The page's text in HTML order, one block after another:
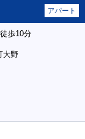
アパート
歩10分
大野